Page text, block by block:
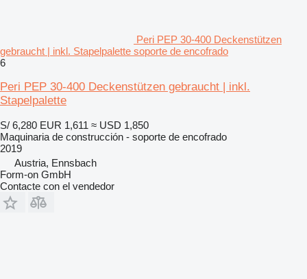
Peri PEP 30-400 Deckenstützen
gebraucht | inkl. Stapelpalette soporte de encofrado
6
Peri PEP 30-400 Deckenstützen gebraucht | inkl.
Stapelpalette
S/ 6,280 EUR 1,611 ≈ USD 1,850
Maquinaria de construcción - soporte de encofrado
2019
Austria, Ennsbach
Form-on GmbH
Contacte con el vendedor